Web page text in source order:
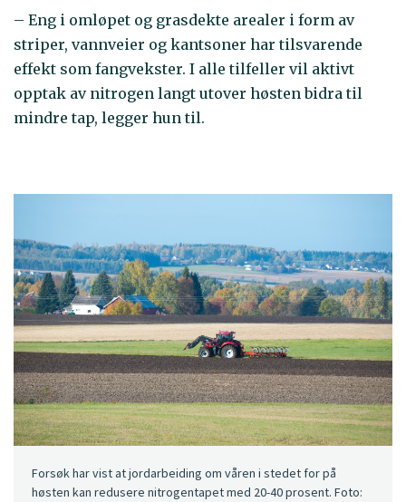
– Eng i omløpet og grasdekte arealer i form av
striper, vannveier og kantsoner har tilsvarende
effekt som fangvekster. I alle tilfeller vil aktivt
opptak av nitrogen langt utover høsten bidra til
mindre tap, legger hun til.
Forsøk har vist at jordarbeiding om våren i stedet for på
høsten kan redusere nitrogentapet med 20-40 prosent. Foto: